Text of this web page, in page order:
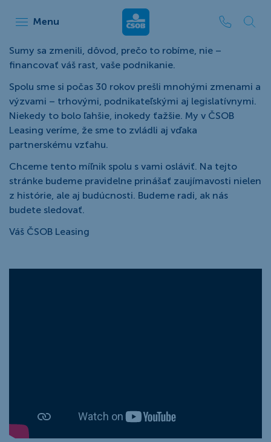
Menu ČSOB Leasing
Sumy sa zmenili, dôvod, prečo to robíme, nie –
financovať váš rast, vaše podnikanie.
Spolu sme si počas 30 rokov prešli mnohými zmenami a
výzvami – trhovými, podnikateľskými aj legislatívnymi.
Niekedy to bolo ľahšie, inokedy ťažšie. My v ČSOB
Leasing veríme, že sme to zvládli aj vďaka
partnerskému vzťahu.
Chceme tento míľnik spolu s vami osláviť. Na tejto
stránke budeme pravidelne prinášať zaujímavosti nielen
z histórie, ale aj budúcnosti. Budeme radi, ak nás
budete sledovať.
Váš ČSOB Leasing